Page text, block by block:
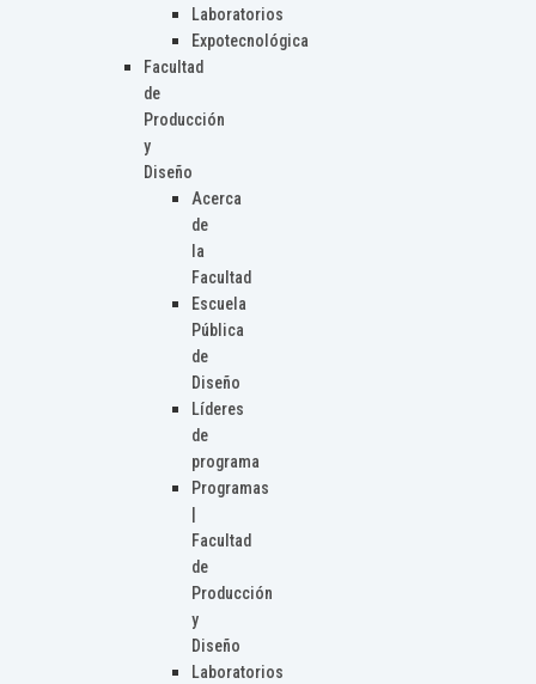
Laboratorios
Expotecnológica
Facultad
de
Producción
y
Diseño
Acerca
de
la
Facultad
Escuela
Pública
de
Diseño
Líderes
de
programa
Programas
Facultad
de
Producción
y
Diseño
Laboratorios